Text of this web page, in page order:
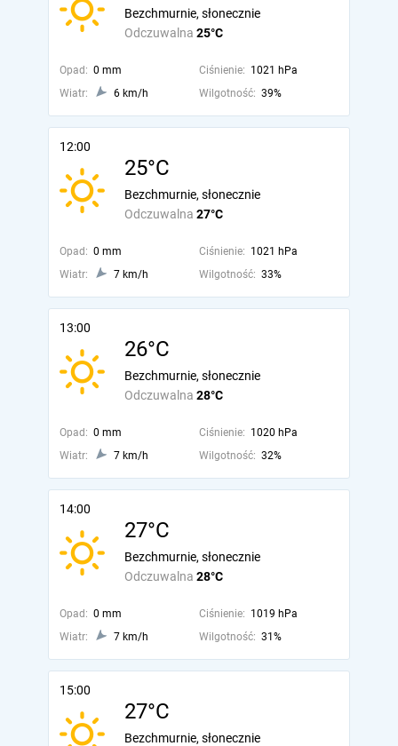
Odczuwalna 25°C
Bezchmurnie, słonecznie
Opad: 0 mm Ciśnienie: 1021 hPa
Wiatr:
6 km/h Wilgotność: 39%
12:00
25°C
Odczuwalna 27°C
Bezchmurnie, słonecznie
Opad: 0 mm Ciśnienie: 1021 hPa
Wiatr:
7 km/h Wilgotność: 33%
13:00
26°C
Odczuwalna 28°C
Bezchmurnie, słonecznie
Opad: 0 mm Ciśnienie: 1020 hPa
Wiatr:
7 km/h Wilgotność: 32%
14:00
27°C
Odczuwalna 28°C
Bezchmurnie, słonecznie
Opad: 0 mm Ciśnienie: 1019 hPa
Wiatr:
7 km/h Wilgotność: 31%
15:00
27°C
Bezchmurnie, słonecznie